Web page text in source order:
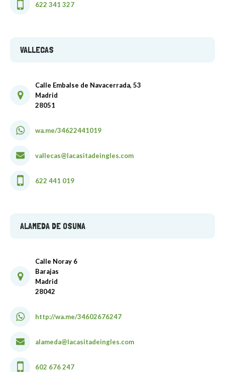
622 341 327
VALLECAS
Calle Embalse de Navacerrada, 53
Madrid
28051
wa.me/34622441019
vallecas@lacasitadeingles.com
622 441 019
ALAMEDA DE OSUNA
Calle Noray 6
Barajas
Madrid
28042
http://wa.me/34602676247
alameda@lacasitadeingles.com
602 676 247